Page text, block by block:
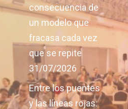
consecuencia de
un modelo que
fracasa cada vez
que se repite
31/07/2026
Entre los puentes
y las líneas rojas: